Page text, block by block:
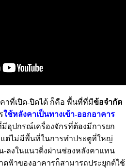
าที่เปิด-ปิดได้ ก็คือ พื้นที่ที่มีข้อจำกัด
ใช้หลังคาเป็นทางเข้า-ออกอาคาร
อุปกรณ์เครื่องจักรที่ต้องมีการยก
แต่ไม่มีพื้นที่ในการทำประตูที่ใหญ่
-ลงในแนวดิ่งผ่านช่องหลังคาแทน
ฟ้าของอาคารก็สามารถประยุกต์ใช้